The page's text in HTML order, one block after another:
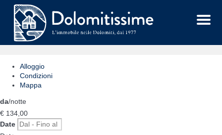
Menu
Alloggio
Condizioni
Mappa
da/notte
€ 134, 00
Date